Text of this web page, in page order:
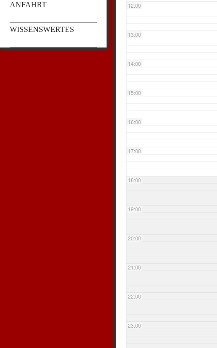
ANFAHRT
WISSENSWERTES
12:00
13:00
14:00
15:00
16:00
17:00
18:00
19:00
20:00
21:00
22:00
23:00